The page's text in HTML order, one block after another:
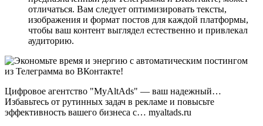
отличаться. Вам следует оптимизировать тексты,
изображения и формат постов для каждой платформы,
чтобы ваш контент выглядел естественно и привлекал
аудиторию.
Цифровое агентство "MyAltAds" — ваш надежный…
Избавьтесь от рутинных задач в рекламе и повысьте
эффективность вашего бизнеса с… myaltads.ru